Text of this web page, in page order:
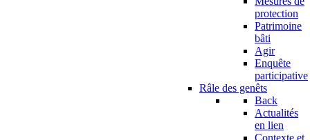
protection
Patrimoine
bâti
Agir
Enquête
participative
Râle des genêts
Back
Actualités
en lien